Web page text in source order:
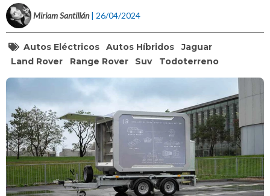
Miriam Santillán | 26/04/2024
Autos Eléctricos Autos Híbridos
Jaguar
Land Rover
Range Rover Suv Todoterreno